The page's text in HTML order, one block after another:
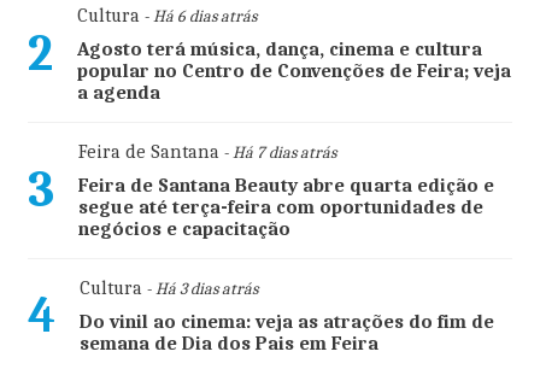
2
Cultura- Há 6 dias atrás
Agosto terá música, dança, cinema e cultura
popular no Centro de Convenções de Feira; veja
a agenda
3
Feira de Santana- Há 7 dias atrás
Feira de Santana Beauty abre quarta edição e
segue até terça-feira com oportunidades de
negócios e capacitação
4 Cultura- Há 3 dias atrás
Do vinil ao cinema: veja as atrações do fim de
semana de Dia dos Pais em Feira